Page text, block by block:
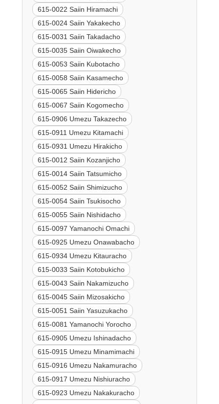
615-0022 Saiin Hiramachi
615-0024 Saiin Yakakecho
615-0031 Saiin Takadacho
615-0035 Saiin Oiwakecho
615-0053 Saiin Kubotacho
615-0058 Saiin Kasamecho
615-0065 Saiin Hidericho
615-0067 Saiin Kogomecho
615-0906 Umezu Takazecho
615-0911 Umezu Kitamachi
615-0931 Umezu Hirakicho
615-0012 Saiin Kozanjicho
615-0014 Saiin Tatsumicho
615-0052 Saiin Shimizucho
615-0054 Saiin Tsukisocho
615-0055 Saiin Nishidacho
615-0097 Yamanochi Omachi
615-0925 Umezu Onawabacho
615-0934 Umezu Kitauracho
615-0033 Saiin Kotobukicho
615-0043 Saiin Nakamizucho
615-0045 Saiin Mizosakicho
615-0051 Saiin Yasuzukacho
615-0081 Yamanochi Yorocho
615-0905 Umezu Ishinadacho
615-0915 Umezu Minamimachi
615-0916 Umezu Nakamuracho
615-0917 Umezu Nishiuracho
615-0923 Umezu Nakakuracho